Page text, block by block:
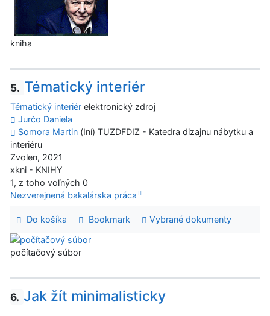
kniha
5. Tématický interiér
Tématický interiér elektronický zdroj
Jurčo Daniela
Somora Martin (Iní) TUZDFDIZ - Katedra dizajnu nábytku a
interiéru
Zvolen, 2021
xkni - KNIHY
1, z toho voľných 0
Nezverejnená bakalárska práca
Do košíka Bookmark Vybrané dokumenty
počítačový súbor
6. Jak žít minimalisticky